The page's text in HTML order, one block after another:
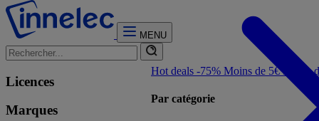
MENU
Licences
Marques
Hot deals -75% Moins de 5€Moins
Par catégorie